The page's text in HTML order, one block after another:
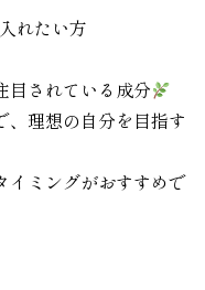
れたい方
目されている成分
理想の自分を目指す
イミングがおすすめで